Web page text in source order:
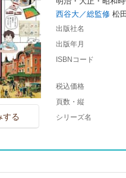
する
西谷大／総監修 松
出版社名
出版年月
ISBNコード
税込価格
頁数・縦
シリーズ名